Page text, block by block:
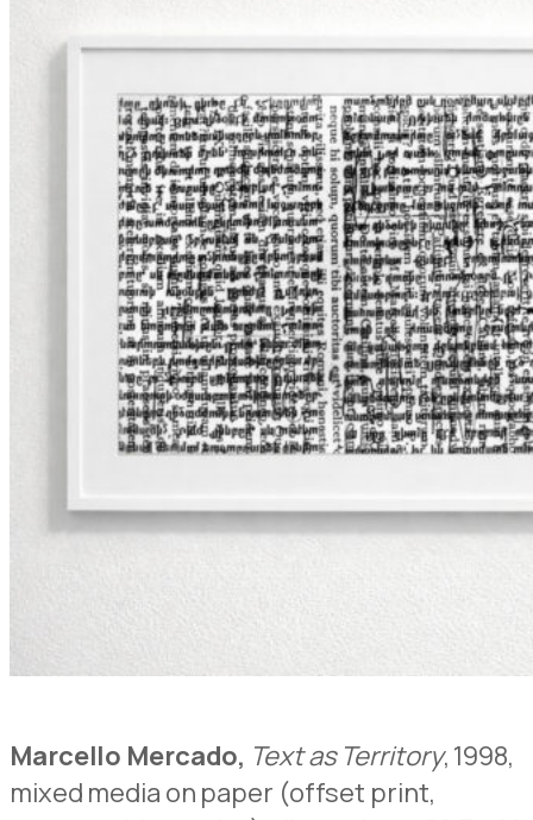
Marcello Mercado, Text as Territory, 1998,
mixed media on paper (offset print,